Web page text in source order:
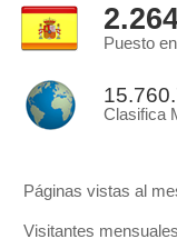
Puesto
Clasifica
Páginas vistas al
Visitantes mensuales